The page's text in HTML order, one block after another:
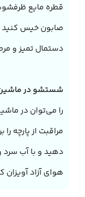
قطره مایع
صابون خیس کنید
دستمال تمیز و
شستشو در
را می‌توان در
مراقبت از پارچه
دهید و با آب سرد
هوای آزاد